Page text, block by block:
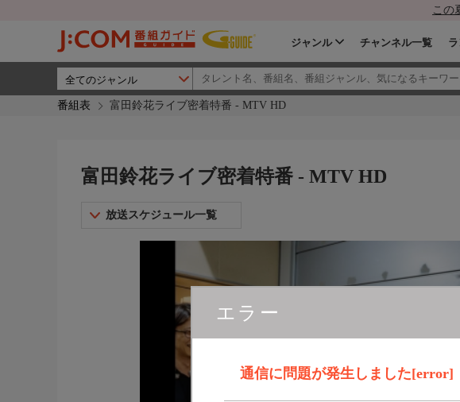
この
ジャンル チャンネル一覧
番組表 富田鈴花ライブ密着特番 - MTV HD
エラー
通信に問題が発生しました[error]
富田鈴花ライブ密着特番 - MTV HD
放送スケジュール一覧